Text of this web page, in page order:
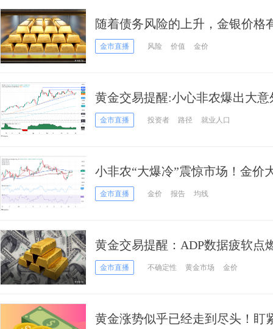
随着债务风险的上升，金银价格
金市直播 风险 价值 金价
黄金交易提醒:小心非农爆出大意
析师最新黄金技术分析
金市直播 投资者 路径 就业人口
小非农“大爆冷”震惊市场！金价
黄金技术前景分析
金市直播 金价 报告 均线
黄金交易提醒：ADP数据疲软点
迎接“非农”数据
金市直播 不确定性 黄金市场 金价
黄金涨势似乎已经走到尽头！盯